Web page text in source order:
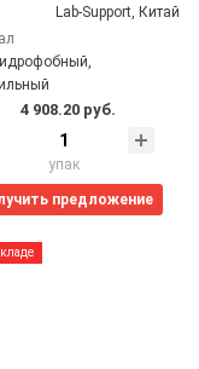
Lab-Support, Китай
4 908.20 руб.
упак
предложение